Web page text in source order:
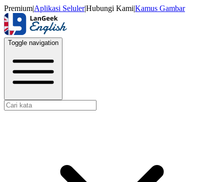
Premium|Aplikasi Seluler|Hubungi Kami|Kamus Gambar
Toggle navigation